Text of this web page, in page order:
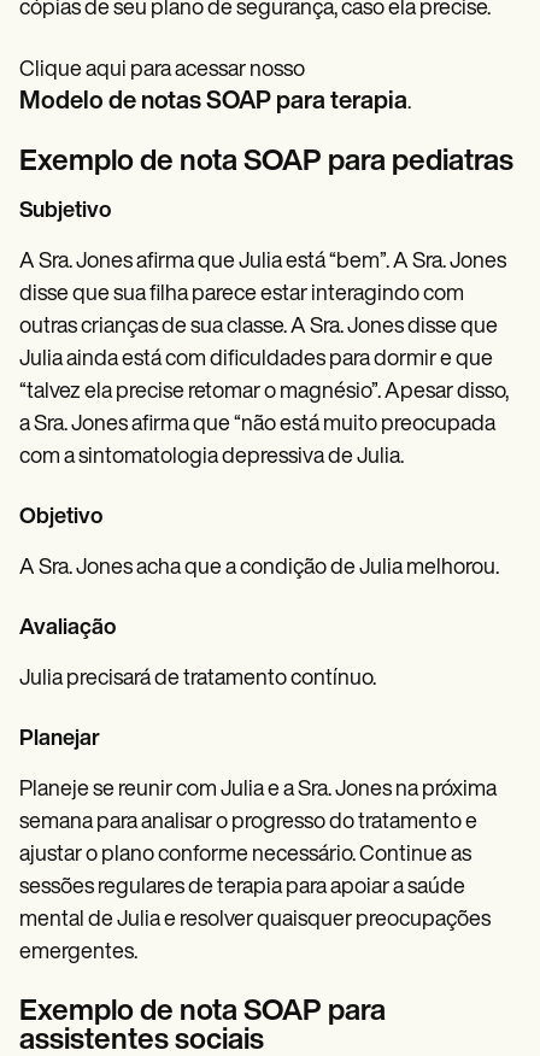
cópias de seu plano de segurança, caso ela precise.
Clique aqui para acessar nosso
Modelo de notas SOAP para terapia.
Exemplo de nota SOAP para pediatras
Subjetivo
A Sra. Jones afirma que Julia está “bem”. A Sra. Jones
disse que sua filha parece estar interagindo com
outras crianças de sua classe. A Sra. Jones disse que
Julia ainda está com dificuldades para dormir e que
“talvez ela precise retomar o magnésio”. Apesar disso,
a Sra. Jones afirma que “não está muito preocupada
com a sintomatologia depressiva de Julia.
Objetivo
A Sra. Jones acha que a condição de Julia melhorou.
Avaliação
Julia precisará de tratamento contínuo.
Planejar
Planeje se reunir com Julia e a Sra. Jones na próxima
semana para analisar o progresso do tratamento e
ajustar o plano conforme necessário. Continue as
sessões regulares de terapia para apoiar a saúde
mental de Julia e resolver quaisquer preocupações
emergentes.
Exemplo de nota SOAP para
assistentes sociais